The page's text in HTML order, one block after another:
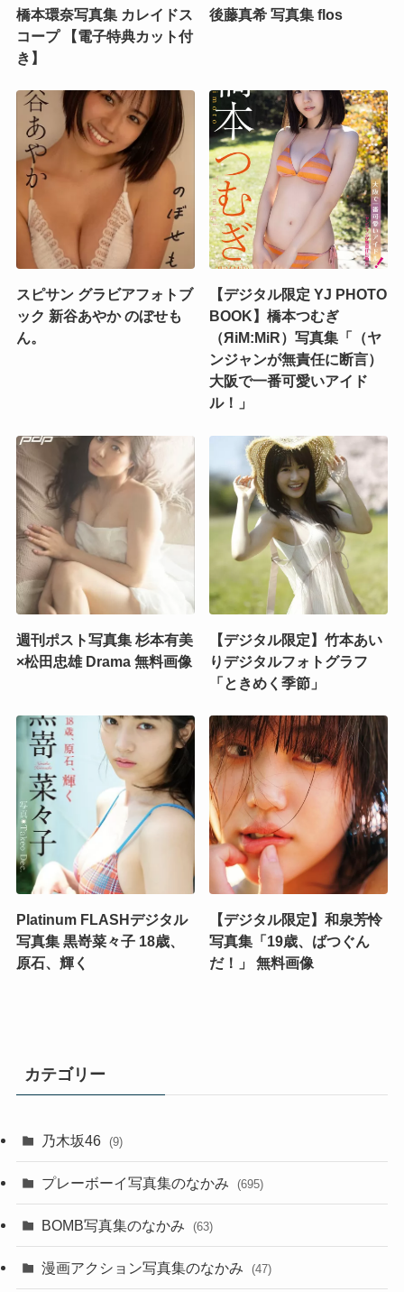
橋本環奈写真集 カレイドス
コープ 【電子特典カット付
き】
後藤真希 写真集 flos
スピサン グラビアフォトブ
ック 新谷あやか のぼせも
ん。
【デジタル限定 YJ PHOTO
BOOK】橋本つむぎ
（ЯiM:MiR）写真集「（ヤ
ンジャンが無責任に断言）
大阪で一番可愛いアイド
ル！」
週刊ポスト写真集 杉本有美
×松田忠雄 Drama 無料画像
【デジタル限定】竹本あい
りデジタルフォトグラフ
「ときめく季節」
Platinum FLASHデジタル
写真集 黒嵜菜々子 18歳、
原石、輝く
【デジタル限定】和泉芳怜
写真集「19歳、ばつぐん
だ！」 無料画像
カテゴリー
乃木坂46 (9)
プレーボーイ写真集のなかみ (695)
BOMB写真集のなかみ (63)
漫画アクション写真集のなかみ (47)